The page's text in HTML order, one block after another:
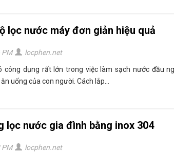
lọc nước máy đơn giản hiệu quả
locphen.net
công dụng rất lớn trong việc làm sạch nước đầu
uống của con người. Cách lắp...
lọc nước gia đình bằng inox 304
locphen.net